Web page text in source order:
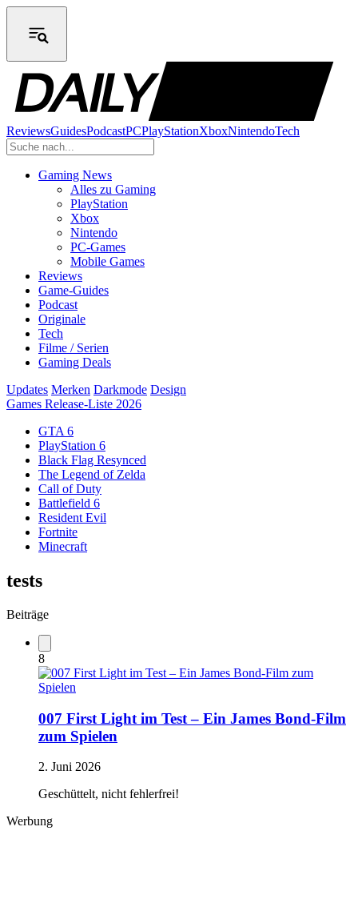
ReviewsGuidesPodcastPCPlayStationXboxNintendoTech
Gaming News
Alles zu Gaming
PlayStation
Xbox
Nintendo
PC-Games
Mobile Games
Reviews
Game-Guides
Podcast
Originale
Tech
Filme / Serien
Gaming Deals
Updates Merken Darkmode Design
Games Release-Liste 2026
GTA 6
PlayStation 6
Black Flag Resynced
The Legend of Zelda
Call of Duty
Battlefield 6
Resident Evil
Fortnite
Minecraft
tests
Beiträge
8
007 First Light im Test – Ein James Bond-Film
zum Spielen
2. Juni 2026
Geschüttelt, nicht fehlerfrei!
Werbung